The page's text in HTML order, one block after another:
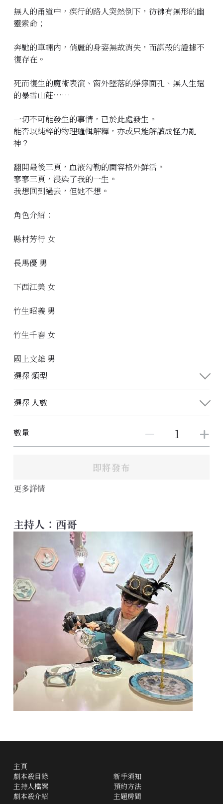
無人的甬道中，疾行的路人突然倒下，彷彿有無形的幽
靈索命；
奔馳的車輛內，俏麗的身姿無故消失，而謀殺的證據不
復存在。
死而復生的魔術表演、窗外墜落的猙獰面孔、無人生還
的暴雪山莊……
一切不可能發生的事情，已於此處發生。
能否以純粹的物理邏輯解釋，亦或只能解讀成怪力亂
神？
翻開最後三頁，血液勾勒的面容格外鮮活。
寥寥三頁，浸染了我的一生。
我想回到過去，但她不想。
角色介紹：
縣村芳行 女
長馬優 男
下西江美 女
竹生昭義 男
竹生千春 女
國上文雄 男
選擇 類型
選擇 人數
數量
即將發布
更多詳情
主持人：西哥
主頁
劇本殺目錄
主持人檔案
劇本殺介紹
新手須知
預約方法
主題房間